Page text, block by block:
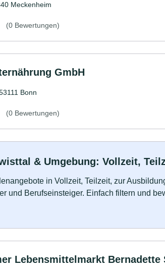
Meckenheim
(0 Bewertungen)
GmbH
Bonn
(0 Bewertungen)
& Umgebung: Vollzeit,
in Vollzeit, Teilzeit, zur
und Berufseinsteiger. Einfach filtern und
Lebensmittelmarkt Bernadette